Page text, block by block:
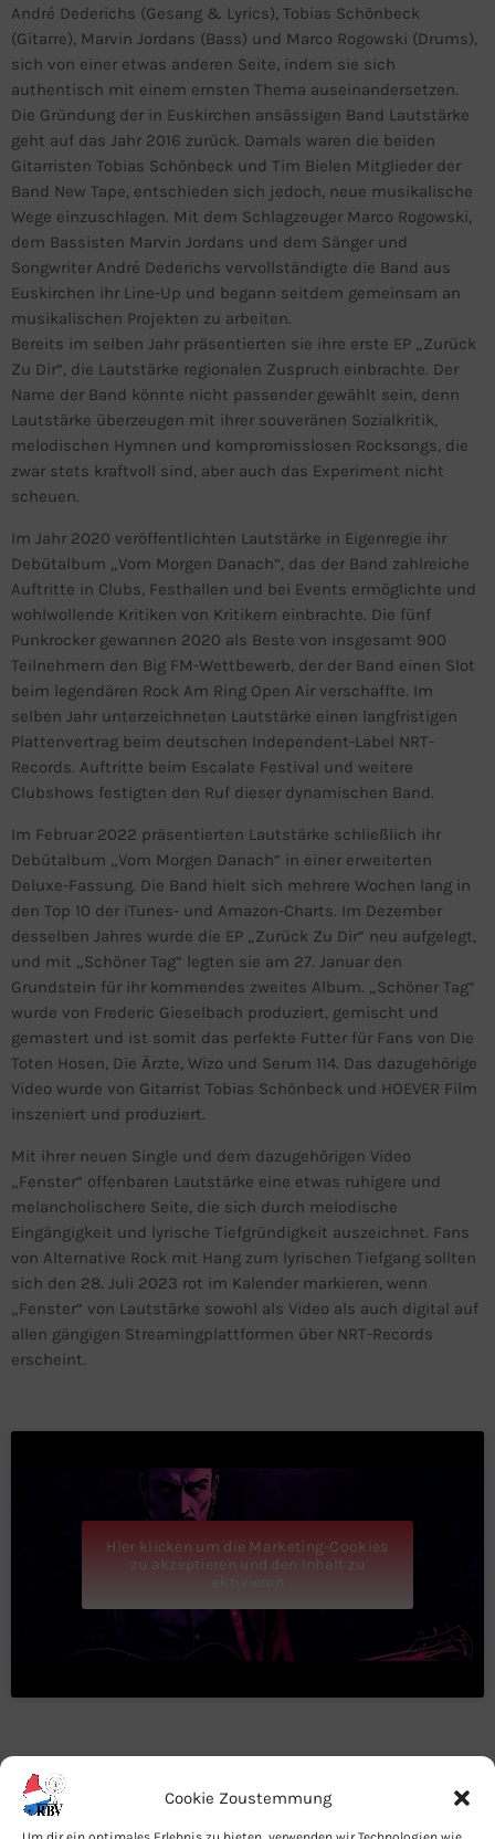
Cookie Zoustemmung
André Dederichs (Gesang & Lyrics), Tobias Schönbeck
(Gitarre), Marvin Jordans (Bass) und Marco Rogowski (Drums),
sich von einer etwas anderen Seite, indem sie sich
authentisch mit einem ernsten Thema auseinandersetzen.
Die Gründung der in Euskirchen ansässigen Band Lautstärke
geht auf das Jahr 2016 zurück. Damals waren die beiden
Gitarristen Tobias Schönbeck und Tim Bielen Mitglieder der
Band New Tape, entschieden sich jedoch, neue musikalische
Wege einzuschlagen. Mit dem Schlagzeuger Marco Rogowski,
dem Bassisten Marvin Jordans und dem Sänger und
Songwriter André Dederichs vervollständigte die Band aus
Euskirchen ihr Line-Up und begann seitdem gemeinsam an
musikalischen Projekten zu arbeiten.
Bereits im selben Jahr präsentierten sie ihre erste EP „Zurück
Zu Dir“, die Lautstärke regionalen Zuspruch einbrachte. Der
Name der Band könnte nicht passender gewählt sein, denn
Lautstärke überzeugen mit ihrer souveränen Sozialkritik,
melodischen Hymnen und kompromisslosen Rocksongs, die
zwar stets kraftvoll sind, aber auch das Experiment nicht
scheuen.
Im Jahr 2020 veröffentlichten Lautstärke in Eigenregie ihr
Debütalbum „Vom Morgen Danach“, das der Band zahlreiche
Auftritte in Clubs, Festhallen und bei Events ermöglichte und
wohlwollende Kritiken von Kritikern einbrachte. Die fünf
Punkrocker gewannen 2020 als Beste von insgesamt 900
Teilnehmern den Big FM-Wettbewerb, der der Band einen Slot
beim legendären Rock Am Ring Open Air verschaffte. Im
selben Jahr unterzeichneten Lautstärke einen langfristigen
Plattenvertrag beim deutschen Independent-Label NRT-
Records. Auftritte beim Escalate Festival und weitere
Clubshows festigten den Ruf dieser dynamischen Band.
Im Februar 2022 präsentierten Lautstärke schließlich ihr
Debütalbum „Vom Morgen Danach“ in einer erweiterten
Deluxe-Fassung. Die Band hielt sich mehrere Wochen lang in
den Top 10 der iTunes- und Amazon-Charts. Im Dezember
desselben Jahres wurde die EP „Zurück Zu Dir“ neu aufgelegt,
und mit „Schöner Tag“ legten sie am 27. Januar den
Grundstein für ihr kommendes zweites Album. „Schöner Tag“
wurde von Frederic Gieselbach produziert, gemischt und
gemastert und ist somit das perfekte Futter für Fans von Die
Toten Hosen, Die Ärzte, Wizo und Serum 114. Das dazugehörige
Video wurde von Gitarrist Tobias Schönbeck und HOEVER Film
inszeniert und produziert.
Mit ihrer neuen Single und dem dazugehörigen Video
„Fenster“ offenbaren Lautstärke eine etwas ruhigere und
melancholischere Seite, die sich durch melodische
Eingängigkeit und lyrische Tiefgründigkeit auszeichnet. Fans
von Alternative Rock mit Hang zum lyrischen Tiefgang sollten
sich den 28. Juli 2023 rot im Kalender markieren, wenn
„Fenster“ von Lautstärke sowohl als Video als auch digital auf
allen gängigen Streamingplattformen über NRT-Records
erscheint.
Hier klicken um die Marketing-Cookies
zu akzeptieren und den Inhalt zu
aktivieren